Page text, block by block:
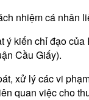
nhiệm cá
ý kiến chỉ đạo
Cầu Giấy).
xử lý các vi
quan việc cho